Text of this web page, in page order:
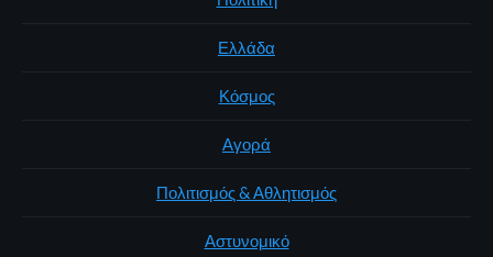
Ελλάδα
Κόσμος
Αγορά
Πολιτισμός & Αθλητισμός
Αστυνομικό